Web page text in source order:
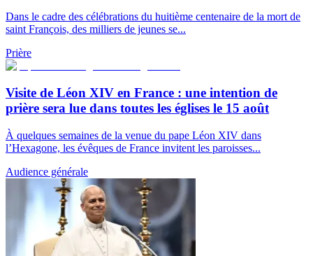
Dans le cadre des célébrations du huitième centenaire de la mort de
saint François, des milliers de jeunes se...
Prière
Visite de Léon XIV en France : une intention de
prière sera lue dans toutes les églises le 15 août
À quelques semaines de la venue du pape Léon XIV dans
l’Hexagone, les évêques de France invitent les paroisses...
Audience générale